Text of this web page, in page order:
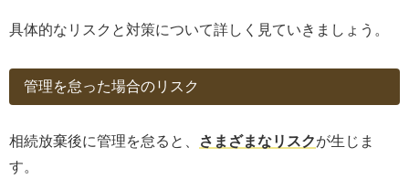
具体的なリスクと対策について詳しく見ていきましょう。
管理を怠った場合のリスク
相続放棄後に管理を怠ると、 さまざまなリスクが生じま
す。